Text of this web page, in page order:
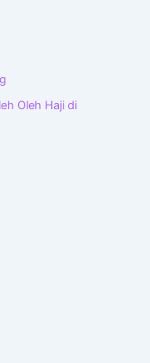
Oleh Haji di